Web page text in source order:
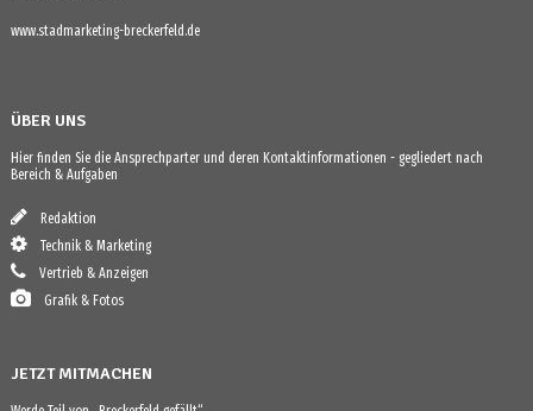
www.stadmarketing-breckerfeld.de
ÜBER UNS
Hier finden Sie die Ansprechparter und deren Kontaktinformationen - gegliedert nach
Bereich & Aufgaben
Redaktion
Technik & Marketing
Vertrieb & Anzeigen
Grafik & Fotos
JETZT MITMACHEN